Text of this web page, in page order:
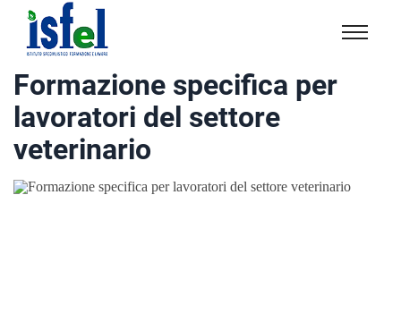
Isfel
Istituto
specialistico
formazione
e
lavoro
Formazione specifica per
lavoratori del settore
veterinario